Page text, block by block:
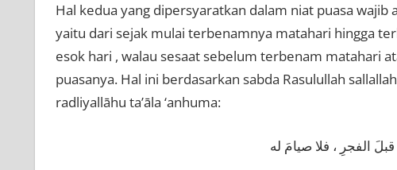
Hal kedua yang dipersyaratkan dalam niat puasa wajib
yaitu dari sejak mulai terbenamnya matahari hingga
esok hari , walau sesaat sebelum terbenam matahari
puasanya. Hal ini berdasarkan sabda Rasulullah
radliyallāhu ta’āla ‘anhuma:
الفجرِ ، فلا صيامَ له